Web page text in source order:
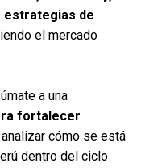
estrategias de
el mercado
a una
fortalecer
cómo se está
dentro del ciclo